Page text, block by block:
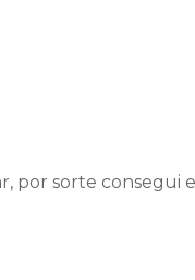
por sorte